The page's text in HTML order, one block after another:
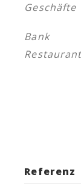
Referenz
Geschäfte
Bank